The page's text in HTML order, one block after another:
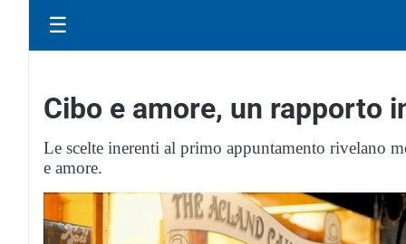
☰
Cibo e amore, un rapporto
Le scelte inerenti al primo appuntamento rivelano
e amore.